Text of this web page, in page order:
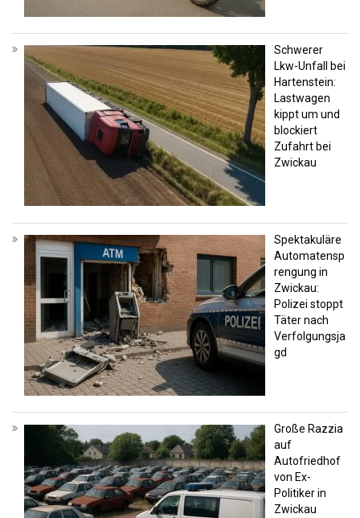
Schwerer
Lkw-Unfall bei
Hartenstein:
Lastwagen
kippt um und
blockiert
Zufahrt bei
Zwickau
Spektakuläre
Automatensp
rengung in
Zwickau:
Polizei stoppt
Täter nach
Verfolgungsja
gd
Große Razzia
auf
Autofriedhof
von Ex-
Politiker in
Zwickau